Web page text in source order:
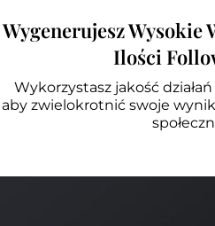
Wygenerujesz Wysokie
Ilości
Wykorzystasz jakość
aby zwielokrotnić swoje